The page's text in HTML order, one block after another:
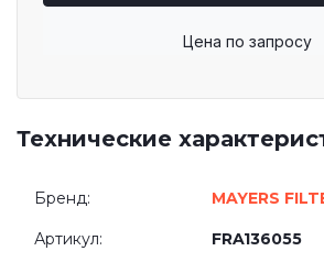
Цена по запросу
Технические
Бренд: MAYERS
Артикул: FRA136055